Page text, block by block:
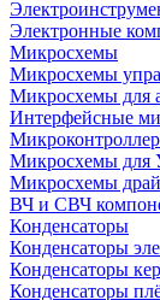
Электронные
Микросхемы
Микросхемы
Микросхемы для
Интерфейсные
Микросхемы
Микросхемы
ВЧ и СВЧ
Конденсаторы
Конденсаторы
Конденсаторы
Конденсаторы